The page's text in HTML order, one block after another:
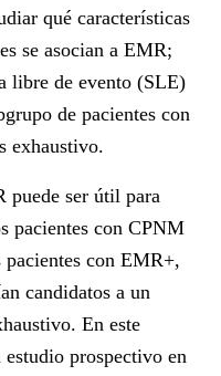
qué características
se asocian a EMR;
libre de evento (SLE)
de pacientes con
exhaustivo.
puede ser útil para
pacientes con CPNM
con EMR+,
candidatos a un
En este
prospectivo en